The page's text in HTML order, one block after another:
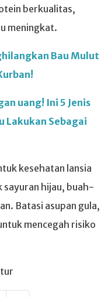
berkualitas,
meningkat.
Bau Mulut
uang! Ini 5 Jenis
Lakukan Sebagai
kesehatan lansia
sayuran hijau, buah-
Batasi asupan gula,
mencegah risiko